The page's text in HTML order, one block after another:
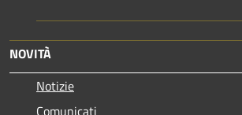
NOVITÀ
Notizie